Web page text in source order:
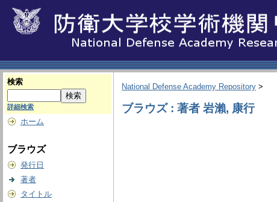
検索
詳細検索
ホーム
ブラウズ
発行日
著者
タイトル
National Defense Academy Repository >
ブラウズ : 著者 岩瀨, 康行